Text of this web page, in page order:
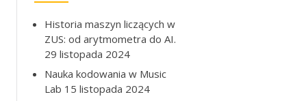
Historia maszyn liczących w
ZUS: od arytmometra do AI.
29 listopada 2024
Nauka kodowania w Music
Lab 15 listopada 2024